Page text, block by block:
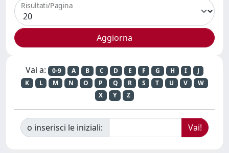
Risultati/Pagina
Vai a: 0-9 A B C D E F G H I
J
K
L M N O P Q R S T U V
W
X
Y Z
o inserisci le iniziali: